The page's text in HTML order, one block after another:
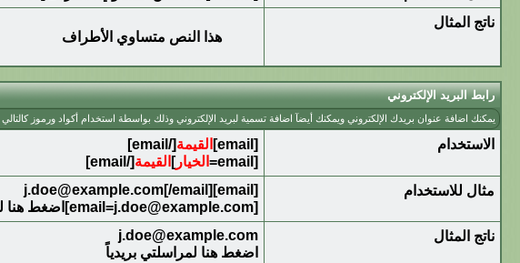
ناتج المثال
هذا النص متساوي الأطراف
رابط البريد الإلكتروني
يمكنك اضافة عنوان بريدك الإلكتروني ويمكنك أيضآ اضافة تسمية لبريد الإلكتروني وذلك بواسطة استخدام أكواد ورموز كالتالي .
الاستخدام [email] القيمة[/email]
[email=
الخيار] القيمة[/email]
مثال للاستخدام
[email]j.doe@example.com[/email]
[email=j.doe@example.com]اضغط هنا لمراسلتي بريدياً[/email]
ناتج المثال
j.doe@example.com
اضغط هنا لمراسلتي بريدياً